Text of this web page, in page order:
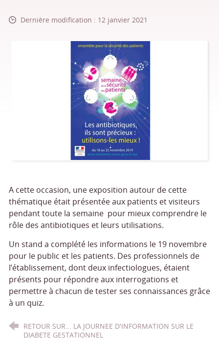
Dernière modification : 12 janvier 2021
A cette occasion, une exposition autour de cette
thématique était présentée aux patients et visiteurs
pendant toute la semaine pour mieux comprendre le
rôle des antibiotiques et leurs utilisations.
Un stand a complété les informations le 19 novembre
pour le public et les patients. Des professionnels de
l’établissement, dont deux infectiologues, étaient
présents pour répondre aux interrogations et
permettre à chacun de tester ses connaissances grâce
à un quiz.
RETOUR SUR... LA JOURNEE D'INFORMATION SUR LE
DIABETE GESTATIONNEL